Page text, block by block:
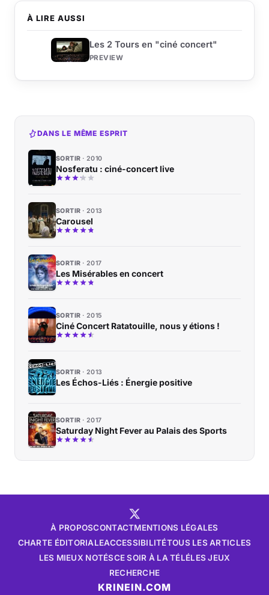
À LIRE AUSSI
Les 2 Tours en "ciné concert"
PREVIEW
DANS LE MÊME ESPRIT
SORTIR 2010
Nosferatu : ciné-concert live
SORTIR 2013
Carousel
SORTIR 2017
Les Misérables en concert
SORTIR 2015
Ciné Concert Ratatouille, nous y étions !
SORTIR 2013
Les Échos-Liés : Énergie positive
SORTIR 2017
Saturday Night Fever au Palais des Sports
À PROPOSCONTACTMENTIONS LÉGALES
CHARTE ÉDITORIALEACCESSIBILITÉTOUS LES ARTICLES
LES MIEUX NOTÉSCE SOIR À LA TÉLÉLES JEUX
RECHERCHE
KRINEIN.COM